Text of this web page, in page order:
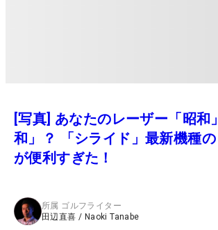
[写真] あなたのレーザー「昭和
和」？ 「シライド」最新機種の
が便利すぎた！
所属 ゴルフライター
田辺直喜 / Naoki Tanabe